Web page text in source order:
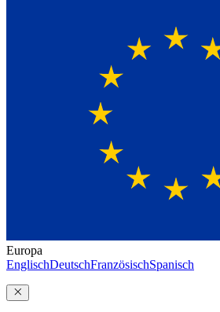
Europa
EnglischDeutschFranzösischSpanisch